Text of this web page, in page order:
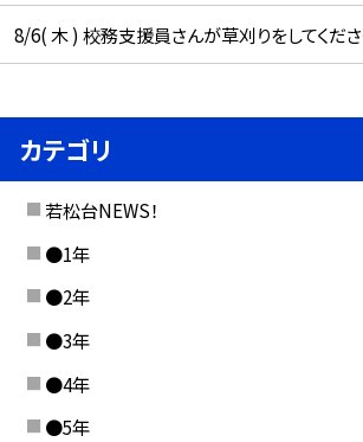
8/6( 木 ) 校務支援員さんが草刈りをしてくださ
カテゴリ
若松台NEWS！
●1年
●2年
●3年
●4年
●5年